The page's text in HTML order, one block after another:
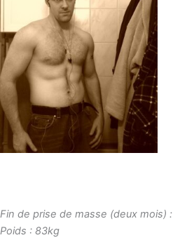
Fin de prise de masse (deux mois) :
Poids : 83kg